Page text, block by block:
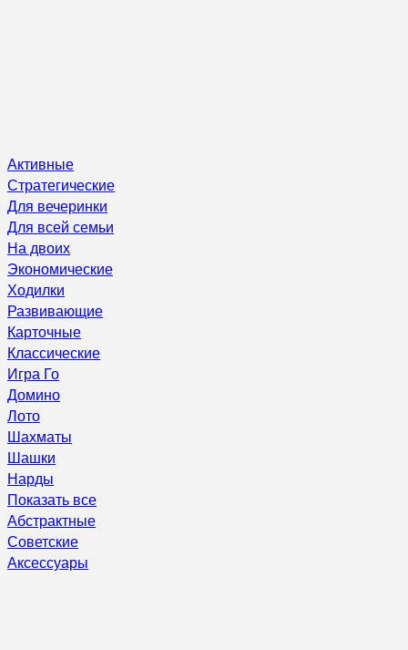
Активные
Стратегические
Для вечеринки
Для всей семьи
На двоих
Экономические
Ходилки
Развивающие
Карточные
Классические
Игра Го
Домино
Лото
Шахматы
Шашки
Нарды
Показать все
Абстрактные
Советские
Аксессуары